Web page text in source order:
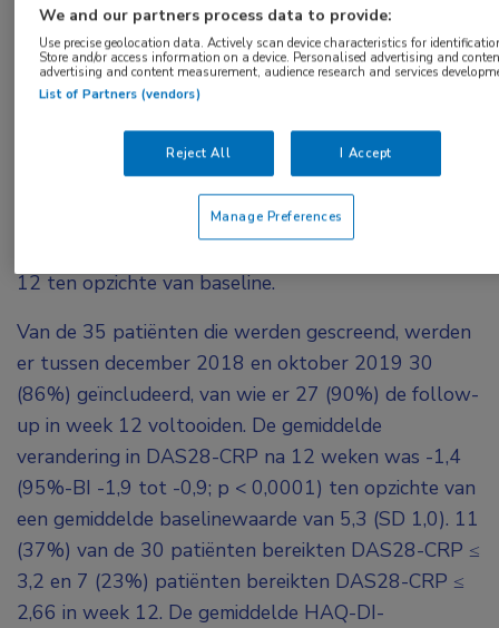
reageerden op csDMARD’s en maximaal één
bDMARD.
Alle deelnemers gebruikten tot 30 minuten per dag
een niet-invasief, draagbaar apparaat voor
nervusvagusstimulatie, dat pulsen van 20 kHz
afleverde. Follow-upbezoeken vonden plaats in
week 1, 2, 4, 8 en 12. Het primaire eindpunt was de
12 ten opzichte van baseline.
Van de 35 patiënten die werden gescreend, werden
er tussen december 2018 en oktober 2019 30
(86%) geïncludeerd, van wie er 27 (90%) de follow-
up in week 12 voltooiden. De gemiddelde
verandering in DAS28-CRP na 12 weken was -1,4
(95%-BI -1,9 tot -0,9; p < 0,0001) ten opzichte van
een gemiddelde baselinewaarde van 5,3 (SD 1,0). 11
(37%) van de 30 patiënten bereikten DAS28-CRP ≤
3,2 en 7 (23%) patiënten bereikten DAS28-CRP ≤
2,66 in week 12. De gemiddelde HAQ-DI-
We and our partners process data to provide:
Use precise geolocation data. Actively scan device characteristics for
Store and/or access information on a device. Personalised advertising and
advertising and content measurement, audience research and services
List of Partners (vendors)
Reject All I Accept
Manage Preferences